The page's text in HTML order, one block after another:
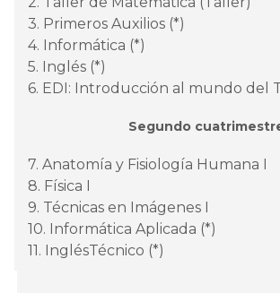
3. Primeros Auxilios (*)
4. Informática (*)
5. Inglés (*)
6. EDI: Introducción al mundo del
Segundo
7. Anatomía y Fisiología Humana I
8. Física I
9. Técnicas en Imágenes I
10. Informática Aplicada (*)
11. InglésTécnico (*)